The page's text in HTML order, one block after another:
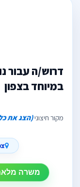
דרוש/ה עבור
במיוחד בצפון
מקור חיצוני(הצג את
משרה